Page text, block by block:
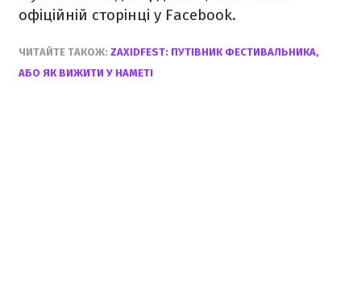
офіційній сторінці у Facebook.
ЧИТАЙТЕ ТАКОЖ: ZAXIDFEST: ПУТІВНИК ФЕСТИВАЛЬНИКА,
АБО ЯК ВИЖИТИ У НАМЕТІ